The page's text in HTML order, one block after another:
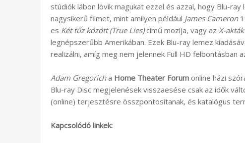
stúdiók lábon lövik magukat ezzel és azzal, hogy Blu-
nagysikerű filmet, mint amilyen például James Cameron
es Két tűz között (True Lies)című mozija, vagy az X-
legnépszerűbb Amerikában. Ezek Blu-ray lemez
realizálni, amíg meg nem jelennek Full HD felbontásban
Adam Gregoricha Home Theater Forum online házi
Blu-ray Disc megjelenések visszaesése csak az idők
(online) terjesztésre összpontosítanak, és katalógus
Kapcsolódó linkek: